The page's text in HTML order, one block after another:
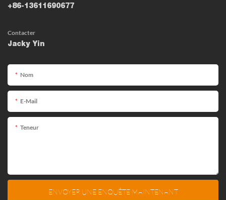
+86-13611690677
Contacter
Jacky Yin
Nom
E-Mail
Teneur
ENVOYER UNE ENQUÊTE MAINTENANT